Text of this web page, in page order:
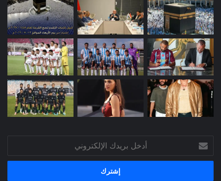
بريدك
الإلكتروني